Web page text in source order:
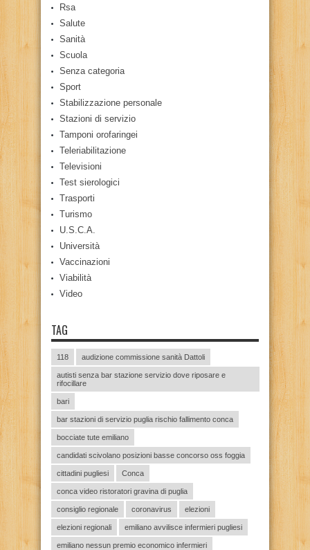
Rsa
Salute
Sanità
Scuola
Senza categoria
Sport
Stabilizzazione personale
Stazioni di servizio
Tamponi orofaringei
Teleriabilitazione
Televisioni
Test sierologici
Trasporti
Turismo
U.S.C.A.
Università
Vaccinazioni
Viabilità
Video
TAG
118 audizione commissione sanità Dattoli
autisti senza bar stazione servizio dove riposare e
rifocillare
bari
bar stazioni di servizio puglia rischio fallimento conca
bocciate tute emiliano
candidati scivolano posizioni basse concorso oss foggia
cittadini pugliesi Conca
conca video ristoratori gravina di puglia
consiglio regionale coronavirus elezioni
elezioni regionali emiliano avvilisce infermieri pugliesi
emiliano nessun premio economico infermieri